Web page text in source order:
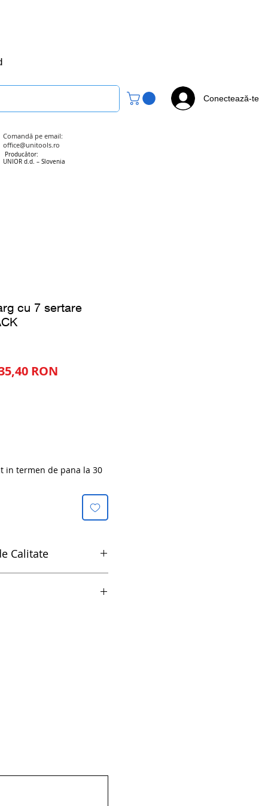
Conectează-te
Comandă pe email:
office@unitools.ro
Producător:
UNIOR d.d. – Slovenia
cu 7 sertare
RONPreț
in termen de pana la 30
Calitate